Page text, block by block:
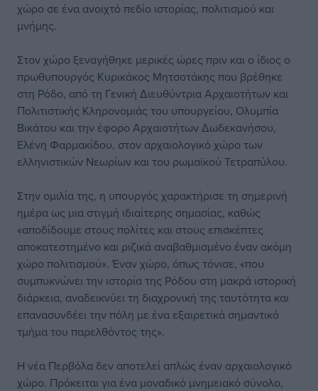
χώρο σε ένα ανοιχτό πεδίο ιστορίας, πολιτισμού και
μνήμης.
Στον χώρο ξεναγήθηκε μερικές ώρες πριν και ο ίδιος ο
πρωθυπουργός Κυρικάκος Μητσοτάκης που βρέθηκε
στη Ρόδο, από τη Γενική Διευθύντρια Αρχαιοτήτων και
Πολιτιστικής Κληρονομιάς του υπουργείου, Ολυμπία
Βικάτου και την έφορο Αρχαιοτήτων Δωδεκανήσου,
Ελένη Φαρμακίδου, στον αρχαιολογικό χώρο των
ελληνιστικών Νεωρίων και του ρωμαϊκού Τετραπύλου.
Στην ομιλία της, η υπουργός χαρακτήρισε τη σημερινή
ημέρα ως μια στιγμή ιδιαίτερης σημασίας, καθώς
«αποδίδουμε στους πολίτες και στους επισκέπτες
αποκατεστημένο και ριζικά αναβαθμισμένο έναν ακόμη
χώρο πολιτισμού». Έναν χώρο, όπως τόνισε, «που
συμπυκνώνει την ιστορία της Ρόδου στη μακρά ιστορική
διάρκεια, αναδεικνύει τη διαχρονική της ταυτότητα και
επανασυνδέει την πόλη με ένα εξαιρετικά σημαντικό
τμήμα του παρελθόντος της».
Η νέα Περβόλα δεν αποτελεί απλώς έναν αρχαιολογικό
χώρο. Πρόκειται για ένα μοναδικό μνημειακό σύνολο,